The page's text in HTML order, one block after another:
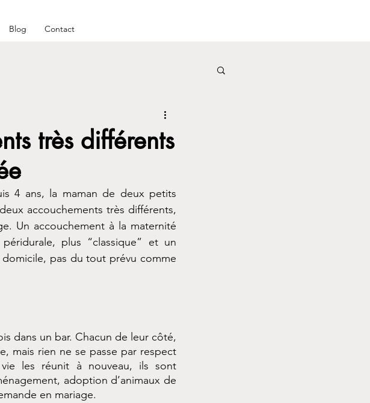
Blog Contact
très différents
4 ans, la maman de deux petits
accouchements très différents,
Un accouchement à la maternité
plus “classique” et un
pas du tout prévu comme
dans un bar. Chacun de leur côté,
mais rien ne se passe par respect
les réunit à nouveau, ils sont
adoption d’animaux de
en mariage.